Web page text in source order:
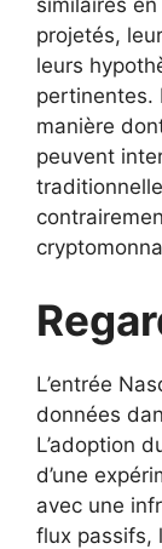
similaires
projetés,
leurs
pertinentes.
manière
peuvent
L’entrée
données
L’adoption
d’une
avec une
flux passifs,